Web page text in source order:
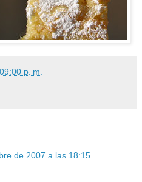
p. m.
de 2007 a las 18:15